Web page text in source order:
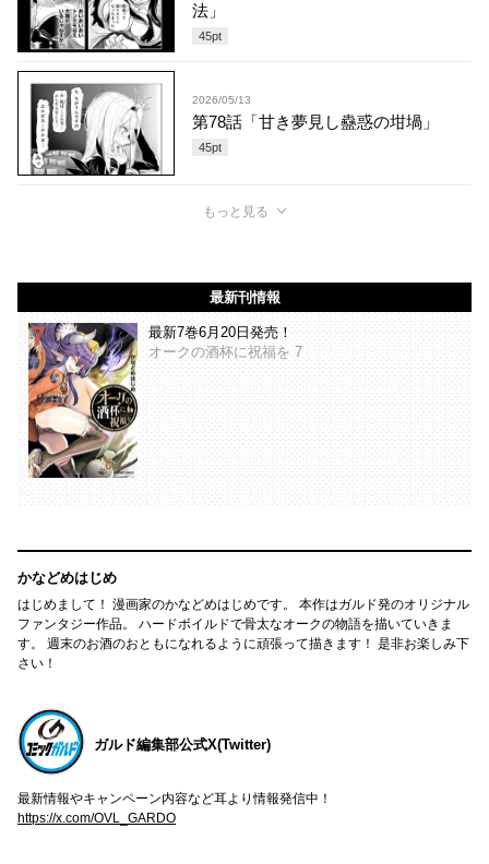
法」
45pt
2026/05/13
第78話「甘き夢見し蠱惑の坩堝」
45pt
もっと見る
最新刊情報
最新7巻6月20日発売！
オークの酒杯に祝福を 7
かなどめはじめ
はじめまして！ 漫画家のかなどめはじめです。 本作はガルド発のオリジナル
ファンタジー作品。 ハードボイルドで骨太なオークの物語を描いていきま
す。 週末のお酒のおともになれるように頑張って描きます！ 是非お楽しみ下
さい！
ガルド編集部公式X(Twitter)
最新情報やキャンペーン内容など耳より情報発信中！
https://x.com/OVL_GARDO